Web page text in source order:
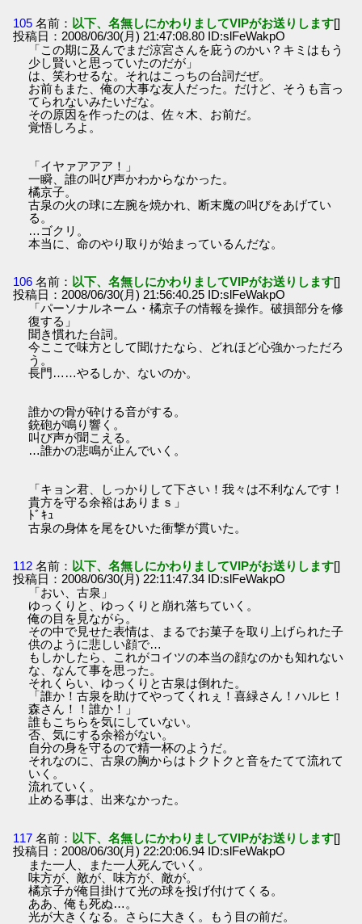
105 名前： 以下、名無しにかわりましてVIPがお送りします[]
投稿日：2008/06/30(月) 21:47:08.80 ID:slFeWakpO
「この期に及んでまだ涼宮さんを庇うのかい？キミはもう
少し賢いと思っていたのだが」
は、笑わせるな。それはこっちの台詞だぜ。
お前もまた、俺の大事な友人だった。だけど、そうも言っ
てられないみたいだな。
その原因を作ったのは、佐々木、お前だ。
覚悟しろよ。
「イヤァアアア！」
一瞬、誰の叫び声かわからなかった。
橘京子。
古泉の火の球に左腕を焼かれ、断末魔の叫びをあげてい
る。
…ゴクリ。
本当に、命のやり取りが始まっているんだな。
106 名前： 以下、名無しにかわりましてVIPがお送りします[]
投稿日：2008/06/30(月) 21:56:40.25 ID:slFeWakpO
「パーソナルネーム・橘京子の情報を操作。破損部分を修
復する」
聞き慣れた台詞。
今ここで味方として聞けたなら、どれほど心強かっただろ
う。
長門……やるしか、ないのか。
誰かの骨が砕ける音がする。
銃砲が鳴り響く。
叫び声が聞こえる。
…誰かの悲鳴が止んでいく。
「キョン君、しっかりして下さい！我々は不利なんです！
貴方を守る余裕はありまｓ」
ﾄﾞｷｭ
古泉の身体を尾をひいた衝撃が貫いた。
112 名前： 以下、名無しにかわりましてVIPがお送りします[]
投稿日：2008/06/30(月) 22:11:47.34 ID:slFeWakpO
「おい、古泉」
ゆっくりと、ゆっくりと崩れ落ちていく。
俺の目を見ながら。
その中で見せた表情は、まるでお菓子を取り上げられた子
供のように悲しい顔で…
もしかしたら、これがコイツの本当の顔なのかも知れない
な、なんて事を思った。
それくらい、ゆっくりと古泉は倒れた。
「誰か！古泉を助けてやってくれぇ！喜緑さん！ハルヒ！
森さん！！誰か！」
誰もこちらを気にしていない。
否、気にする余裕がない。
自分の身を守るので精一杯のようだ。
それなのに、古泉の胸からはトクトクと音をたてて流れて
いく。
流れていく。
止める事は、出来なかった。
117 名前： 以下、名無しにかわりましてVIPがお送りします[]
投稿日：2008/06/30(月) 22:20:06.94 ID:slFeWakpO
また一人、また一人死んでいく。
味方が、敵が、味方が、敵が。
橘京子が俺目掛けて光の球を投げ付けてくる。
ああ、俺も死ぬ…。
光が大きくなる。さらに大きく。もう目の前だ。